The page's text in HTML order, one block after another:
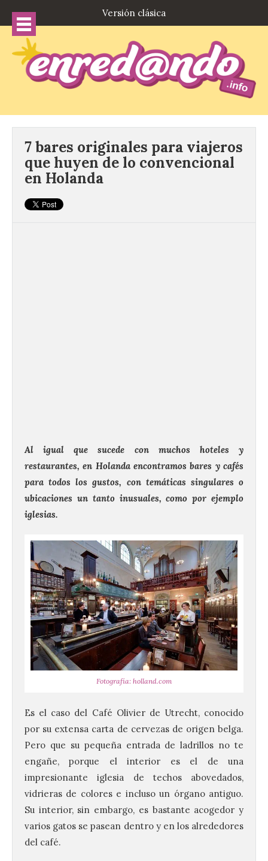
Versión clásica
7 bares originales para viajeros
que huyen de lo convencional
en Holanda
Al igual que sucede con muchos hoteles y
restaurantes, en Holanda encontramos bares y cafés
para todos los gustos, con temáticas singulares o
ubicaciones un tanto inusuales, como por ejemplo
iglesias.
Fotografía: holland.com
Es el caso del Café Olivier de Utrecht, conocido
por su extensa carta de cervezas de origen belga.
Pero que su pequeña entrada de ladrillos no te
engañe, porque el interior es el de una
impresionante iglesia de techos abovedados,
vidrieras de colores e incluso un órgano antiguo.
Su interior, sin embargo, es bastante acogedor y
varios gatos se pasean dentro y en los alrededores
del café.